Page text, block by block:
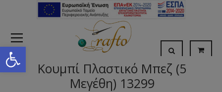
Open toolbar
Κουμπί Πλαστικό Μπεζ (5
Μεγέθη) 13299